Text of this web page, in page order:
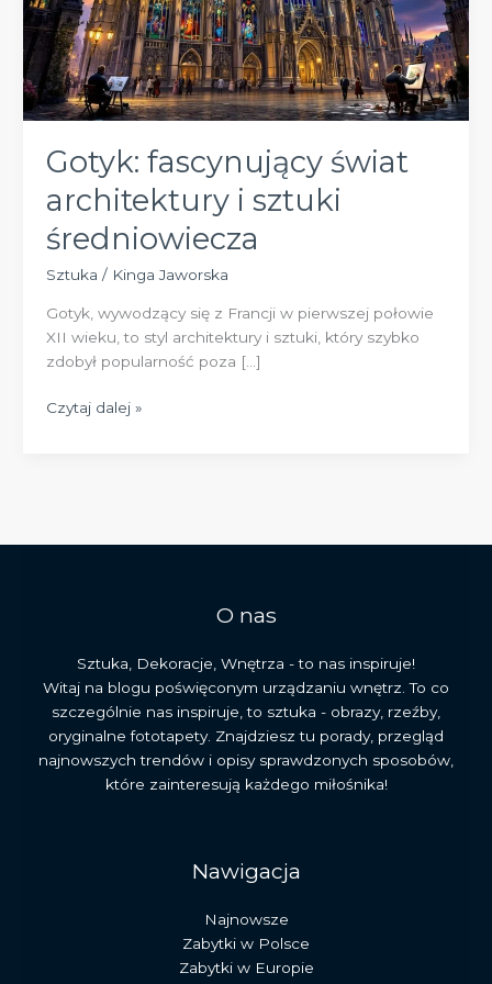
Gotyk: fascynujący świat
architektury i sztuki
średniowiecza
Sztuka / Kinga Jaworska
Gotyk, wywodzący się z Francji w pierwszej połowie
XII wieku, to styl architektury i sztuki, który szybko
zdobył popularność poza […]
Gotyk:
Czytaj dalej »
O nas
Sztuka, Dekoracje, Wnętrza - to nas inspiruje!
Witaj na blogu poświęconym urządzaniu wnętrz. To co
szczególnie nas inspiruje, to sztuka - obrazy, rzeźby,
oryginalne fototapety. Znajdziesz tu porady, przegląd
najnowszych trendów i opisy sprawdzonych sposobów,
które zainteresują każdego miłośnika!
Nawigacja
Najnowsze
Zabytki w Polsce
Zabytki w Europie